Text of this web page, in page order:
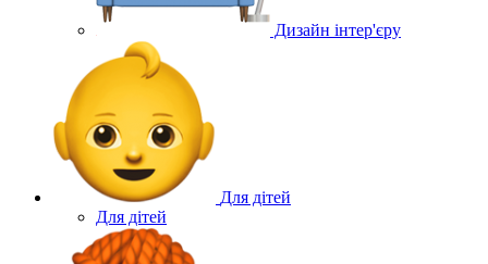
Дизайн інтер'єру
Для дітей
Для дітей